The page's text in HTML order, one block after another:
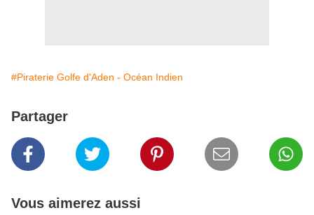
#Piraterie Golfe d'Aden - Océan Indien
Partager
Vous aimerez aussi